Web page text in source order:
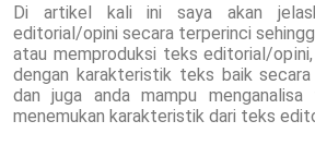
Di artikel kali ini saya akan
editorial/opini secara terperinci
atau memproduksi teks editorial/
dengan karakteristik teks baik secara
dan juga anda mampu
menemukan karakteristik dari teks